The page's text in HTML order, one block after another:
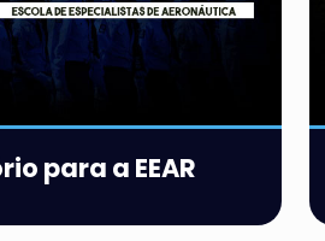
para a EEAR